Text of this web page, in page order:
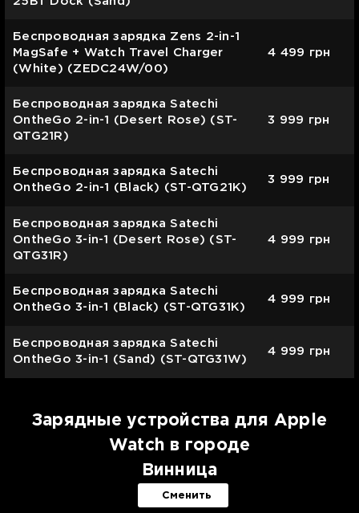
Беспроводная зарядка Zens 2-in-1
MagSafe + Watch Travel Charger
(White) (ZEDC24W/00)
4 499 грн
Беспроводная зарядка Satechi
OntheGo 2-in-1 (Desert Rose) (ST-
QTG21R)
3 999 грн
Беспроводная зарядка Satechi
OntheGo 2-in-1 (Black) (ST-QTG21K)
3 999 грн
Беспроводная зарядка Satechi
OntheGo 3-in-1 (Desert Rose) (ST-
QTG31R)
4 999 грн
Беспроводная зарядка Satechi
OntheGo 3-in-1 (Black) (ST-QTG31K)
4 999 грн
Беспроводная зарядка Satechi
OntheGo 3-in-1 (Sand) (ST-QTG31W)
4 999 грн
Зарядные устройства для Apple
Watch в городе
Винница
Сменить